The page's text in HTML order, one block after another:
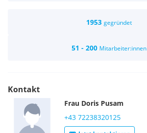
1953 gegründet
51 - 200 Mitarbeiter:innen
Kontakt
Frau Doris Pusam
+43 72238320125